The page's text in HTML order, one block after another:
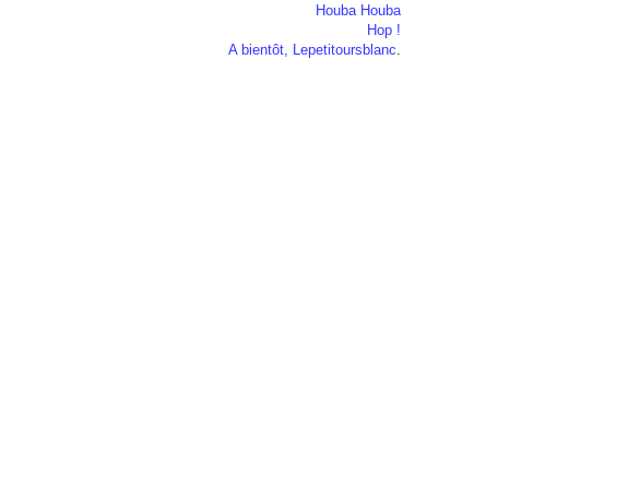
Houba Houba
Hop !
A bientôt, Lepetitoursblanc